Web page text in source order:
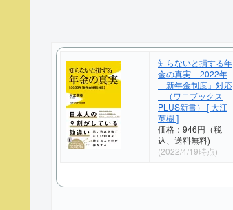
知らないと損する年
金の真実 – 2022年
「新年金制度」対応
– （ワニブックス
PLUS新書） [ 大江
英樹 ]
価格：946円（税
込、送料無料)
(2022/4/19時点)